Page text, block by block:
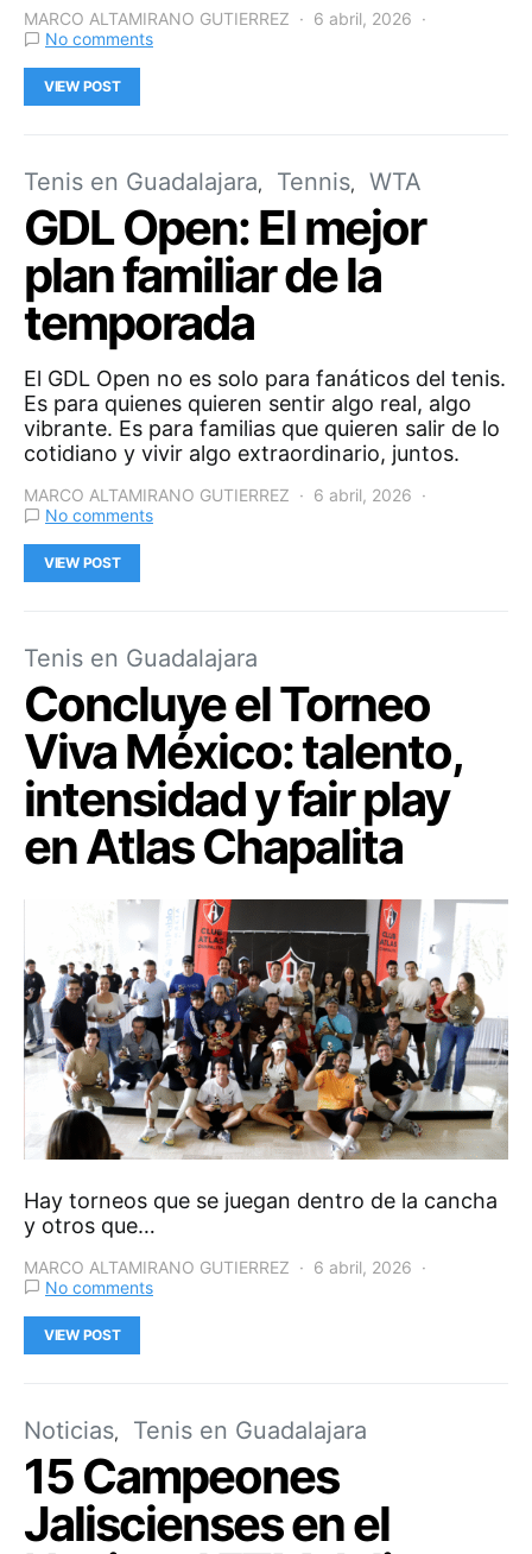
MARCO ALTAMIRANO GUTIERREZ
6 abril, 2026
No comments
VIEW POST
Tenis en Guadalajara Tennis WTA
GDL Open: El mejor
plan familiar de la
temporada
El GDL Open no es solo para fanáticos del tenis.
Es para quienes quieren sentir algo real, algo
vibrante. Es para familias que quieren salir de lo
cotidiano y vivir algo extraordinario, juntos.
MARCO ALTAMIRANO GUTIERREZ
6 abril, 2026
No comments
VIEW POST
Tenis en Guadalajara
Concluye el Torneo
Viva México: talento,
intensidad y fair play
en Atlas Chapalita
Hay torneos que se juegan dentro de la cancha
y otros que…
MARCO ALTAMIRANO GUTIERREZ
6 abril, 2026
No comments
VIEW POST
Noticias Tenis en Guadalajara
15 Campeones
Jaliscienses en el